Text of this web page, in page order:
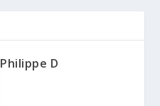
Philippe D